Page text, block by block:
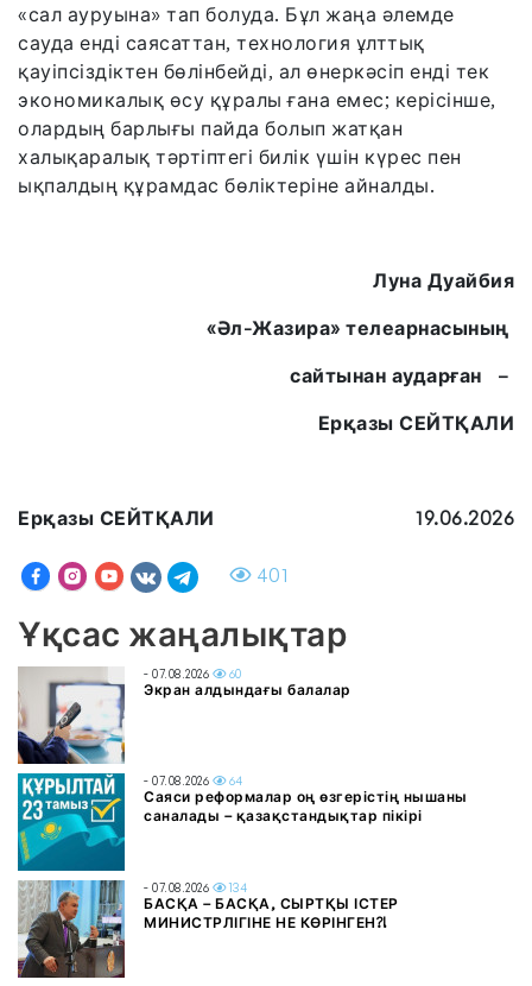
«сал ауруына» тап болуда. Бұл жаңа әлемде
сауда енді саясаттан, технология ұлттық
қауіпсіздіктен бөлінбейді, ал өнеркәсіп енді тек
экономикалық өсу құралы ғана емес; керісінше,
олардың барлығы пайда болып жатқан
халықаралық тәртіптегі билік үшін күрес пен
ықпалдың құрамдас бөліктеріне айналды.
Луна Дуайбия
«Әл-Жазира» телеарнасының
сайтынан аударған –
Ерқазы СЕЙТҚАЛИ
Ерқазы СЕЙТҚАЛИ 19.06.2026
401
Ұқсас жаңалықтар
- 07.08.2026 60
Экран алдындағы балалар
- 07.08.2026 64
Саяси реформалар оң өзгерістің нышаны
саналады – қазақстандықтар пікірі
- 07.08.2026 134
БАСҚА – БАСҚА, СЫРТҚЫ ІСТЕР
МИНИСТРЛІГІНЕ НЕ КӨРІНГЕН?!